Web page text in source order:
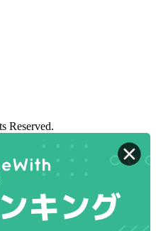
Reserved.